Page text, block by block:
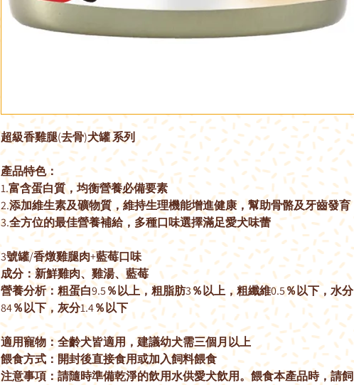
超級香雞腿(去骨)犬罐 系列
產品特色：
1.富含蛋白質，均衡營養必備要素
2.添加維生素及礦物質，維持生理機能增進健康，幫助骨骼及牙齒發育
3.全方位的最佳營養補給，多種口味選擇滿足愛犬味蕾
3號罐/香燉雞腿肉+藍莓口味
成分：新鮮雞肉、雞湯、藍莓
營養分析：粗蛋白9.5％以上，粗脂肪3％以上，粗纖維0.5％以下，水分
84％以下，灰分1.4％以下
適用寵物：全齡犬皆適用，建議幼犬需三個月以上
餵食方式：開封後直接食用或加入飼料餵食
注意事項：請隨時準備乾淨的飲用水供愛犬飲用。餵食本產品時，請飼